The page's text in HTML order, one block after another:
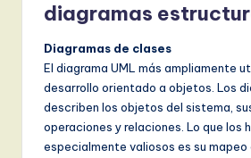
diagramas
Diagramas de clases
El diagrama UML más ampliamente
desarrollo orientado a objetos. Los
describen los objetos del sistema,
operaciones y relaciones. Lo que los
especialmente valiosos es su